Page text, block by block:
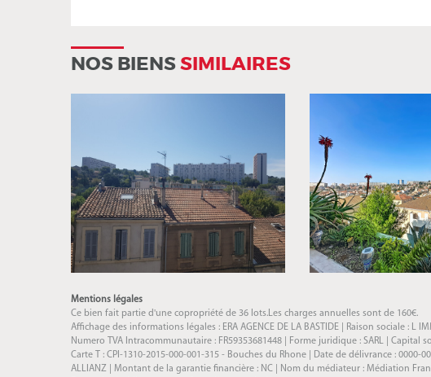
NOS BIENSSIMILAIRES
Mentions légales
Ce bien fait partie d'une copropriété de 36 lots.Les charges annuelles sont de 160€.
Affichage des informations légales : ERA AGENCE DE LA BASTIDE | Raison sociale : L
Numero TVA Intracommunautaire : FR59353681448 | Forme juridique : SARL | Capital
Carte T : CPI-1310-2015-000-001-315 - Bouches du Rhone | Date de délivrance : 0000-
ALLIANZ | Montant de la garantie financière : NC | Nom du médiateur : Médiation